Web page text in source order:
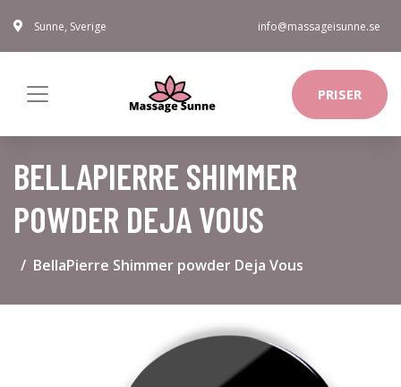
Sunne, Sverige info@massageisunne.se
PRISER
BELLAPIERRE SHIMMER
POWDER DEJA VOUS
BellaPierre Shimmer powder Deja Vous